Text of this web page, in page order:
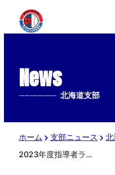
News
-------------- 北海道支部
ホーム 支部ニュース
2023年度指導者ライセンス資格取得講習会